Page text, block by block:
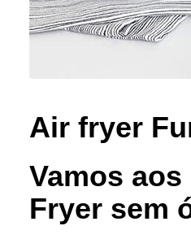
Air fryer
Vamos
Fryer sem